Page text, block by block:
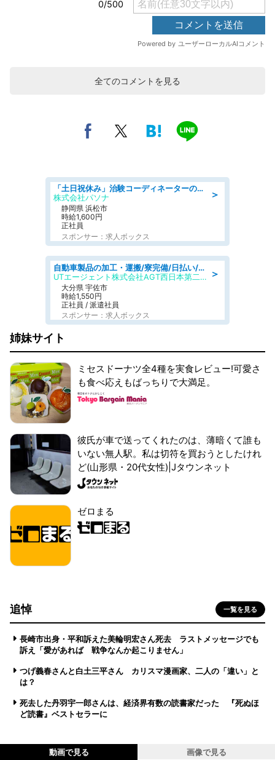
全てのコメントを見る
＞
「土日祝休み」治験コーディネーターのお仕事/未経験OK
株式会社パソナ
静岡県 浜松市
時給1,600円
正社員
スポンサー：求人ボックス
＞
自動車製品の加工・運搬/寮完備/日払い/工場・製造
UTエージェント株式会社AGT西日本第二CU
大分県 宇佐市
時給1,550円
正社員 / 派遣社員
スポンサー：求人ボックス
姉妹サイト
ミセスドーナツ全4種を実食レビュー!可愛さ
も食べ応えもばっちりで大満足。
彼氏が車で送ってくれたのは、薄暗くて誰も
いない無人駅。私は切符を買おうとしたけれ
ど(山形県・20代女性)|Jタウンネット
ゼロまる
追悼 一覧を見る
長崎市出身・平和訴えた美輪明宏さん死去 ラストメッセージでも
訴え「愛があれば 戦争なんか起こりません」
つげ義春さんと白土三平さん カリスマ漫画家、二人の「違い」と
は？
死去した丹羽宇一郎さんは、経済界有数の読書家だった 『死ぬほ
ど読書』ベストセラーに
動画で見る 画像で見る